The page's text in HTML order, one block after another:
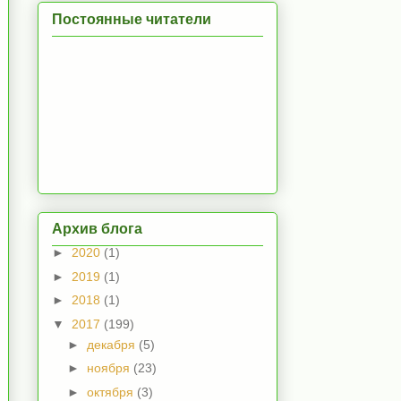
Постоянные читатели
Архив блога
► 2020 (1)
► 2019 (1)
► 2018 (1)
▼ 2017 (199)
► декабря (5)
► ноября (23)
► октября (3)